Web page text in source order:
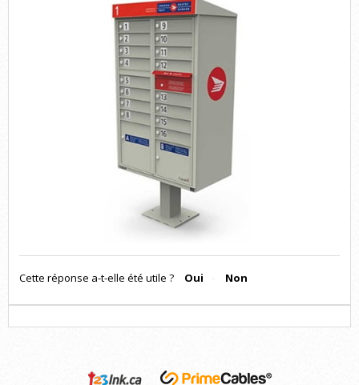
Cette réponse a-t-elle été utile ? Oui Non